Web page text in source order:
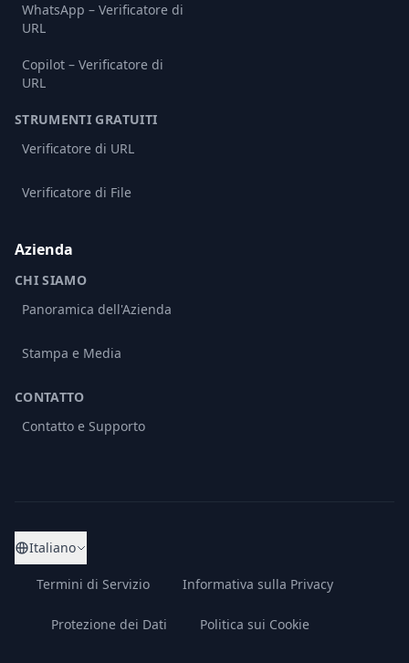
WhatsApp – Verificatore di
URL
Copilot – Verificatore di
URL
STRUMENTI GRATUITI
Verificatore di URL
Verificatore di File
Azienda
CHI SIAMO
Panoramica dell'Azienda
Stampa e Media
CONTATTO
Contatto e Supporto
Italiano
Termini di Servizio Informativa sulla Privacy
Protezione dei Dati Politica sui Cookie